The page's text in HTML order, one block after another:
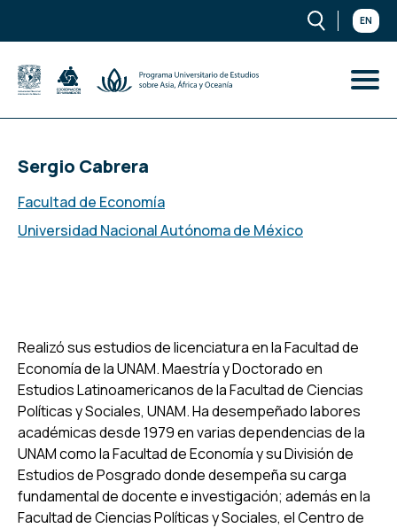
EN
Sergio Cabrera
Facultad de Economía
Universidad Nacional Autónoma de México
Realizó sus estudios de licenciatura en la Facultad de
Economía de la UNAM. Maestría y Doctorado en
Estudios Latinoamericanos de la Facultad de Ciencias
Políticas y Sociales, UNAM. Ha desempeñado labores
académicas desde 1979 en varias dependencias de la
UNAM como la Facultad de Economía y su División de
Estudios de Posgrado donde desempeña su carga
fundamental de docente e investigación; además en la
Facultad de Ciencias Políticas y Sociales, el Centro de